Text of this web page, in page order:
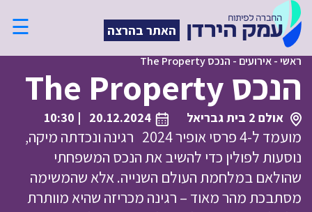
האתר בהרצה ☰
ראשי-אירועים - הנכס The Property
הנכס The Property
אולם 2 בית גבריאל 20.12.2024
| 10:30
מועמד ל-4 פרסי אופיר 2024 רגינה ונכדתה מיקה,
נוסעות לפולין כדי להשיב את הנכס המשפחתי
שהולאם במלחמת העולם השנייה. אלא שהמשימה
מסתבכת מהר מאוד – רגינה מכריזה שהיא מוותרת